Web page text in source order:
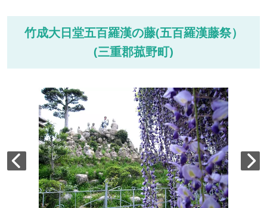
竹成大日堂五百羅漢の藤(五百羅漢藤祭）
(三重郡菰野町)